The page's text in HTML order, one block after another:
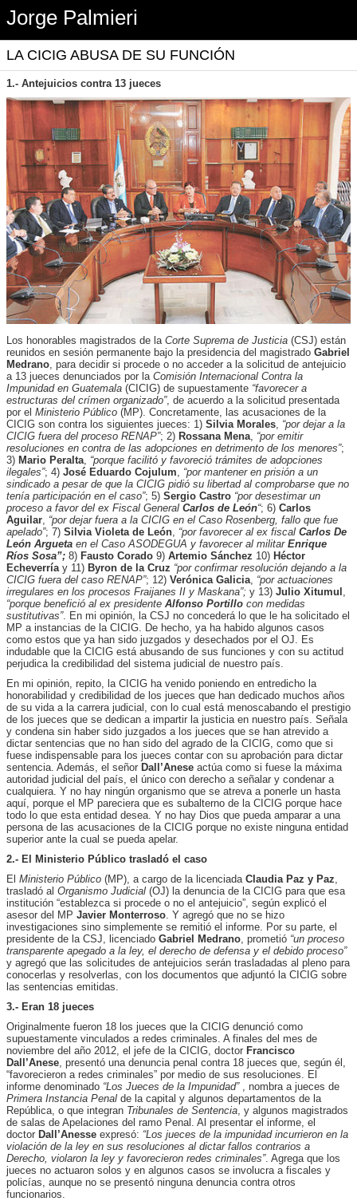
Jorge Palmieri
LA CICIG ABUSA DE SU FUNCIÓN
1.- Antejuicios contra 13 jueces
Los honorables magistrados de la Corte Suprema de Justicia (CSJ) están
reunidos en sesión permanente bajo la presidencia del magistrado Gabriel
Medrano , para decidir si procede o no acceder a la solicitud de antejuicio
a 13 jueces denunciados por la Comisión Internacional Contra la
Impunidad en Guatemala (CICIG) de supuestamente “favorecer a
estructuras del crímen organizado”, de acuerdo a la solicitud presentada
por el Ministerio Público (MP). Concretamente, las acusaciones de la
CICIG son contra los siguientes jueces: 1) Silvia Morales “por dejar a la
CICIG fuera del proceso RENAP”; 2) Rossana Mena “por emitir
resoluciones en contra de las adopciones en detrimento de los menores”;
3) Mario Peralta “porque facilitó y favoreció trámites de adopciones
ilegales”; 4) José Eduardo Cojulum
“por mantener en prisión a un
sindicado a pesar de que la CICIG pidió su libertad al comprobarse que no
tenía participación en el caso”; 5) Sergio Castro “por desestimar un
proceso a favor del ex Fiscal General Carlos de León“; 6) Carlos
Aguilar “por dejar fuera a la CICIG en el Caso Rosenberg, fallo que fue
apelado”; 7) Silvia Violeta de León “por favorecer al ex fiscal Carlos De
León Argueta en el Caso ASODEGUA y favorecer al militar Enrique
Ríos Sosa”; 8) Fausto Corado 9) Artemio Sánchez 10) Héctor
Echeverría y 11) Byron de la Cruz “por confirmar resolución dejando a la
CICIG fuera del caso RENAP”; 12) Verónica Galicia “por actuaciones
irregulares en los procesos Fraijanes II y Maskana”; y 13) Julio Xitumul
“porque benefició al ex presidente Alfonso Portillo con medidas
sustitutivas”. En mi opinión, la CSJ no concederá lo que le ha solicitado el
MP a instancias de la CICIG. De hecho, ya ha habido algunos casos
como estos que ya han sido juzgados y desechados por el OJ. Es
indudable que la CICIG está abusando de sus funciones y con su actitud
perjudica la credibilidad del sistema judicial de nuestro país.
En mi opinión, repito, la CICIG ha venido poniendo en entredicho la
honorabilidad y credibilidad de los jueces que han dedicado muchos años
de su vida a la carrera judicial, con lo cual está menoscabando el prestigio
de los jueces que se dedican a impartir la justicia en nuestro país. Señala
y condena sin haber sido juzgados a los jueces que se han atrevido a
dictar sentencias que no han sido del agrado de la CICIG, como que si
fuese indispensable para los jueces contar con su aprobación para dictar
sentencia. Además, el señor Dall’Anese actúa como si fuese la máxima
autoridad judicial del país, el único con derecho a señalar y condenar a
cualquiera. Y no hay ningún organismo que se atreva a ponerle un hasta
aquí, porque el MP pareciera que es subalterno de la CICIG porque hace
todo lo que esta entidad desea. Y no hay Dios que pueda amparar a una
persona de las acusaciones de la CICIG porque no existe ninguna entidad
superior ante la cual se pueda apelar.
2.- El Ministerio Público trasladó el caso
El Ministerio Público (MP), a cargo de la licenciada Claudia Paz y Paz
trasladó al Organismo Judicial (OJ) la denuncia de la CICIG para que esa
institución “establezca si procede o no el antejuicio”, según explicó el
asesor del MP Javier Monterroso . Y agregó que no se hizo
investigaciones sino simplemente se remitió el informe. Por su parte, el
presidente de la CSJ, licenciado Gabriel Medrano , prometió “un proceso
transparente apegado a la ley, el derecho de defensa y el debido proceso”
y agregó que las solicitudes de antejuicios serán trasladadas al pleno para
conocerlas y resolverlas, con los documentos que adjuntó la CICIG sobre
las sentencias emitidas.
3.- Eran 18 jueces
Originalmente fueron 18 los jueces que la CICIG denunció como
supuestamente vinculados a redes criminales. A finales del mes de
noviembre del año 2012, el jefe de la CICIG, doctor Francisco
Dall’Anese , presentó una denuncia penal contra 18 jueces que, según él,
“favorecieron a redes criminales” por medio de sus resoluciones. El
informe denominado “Los Jueces de la Impunidad”, nombra a jueces de
Primera Instancia Penal de la capital y algunos departamentos de la
República, o que integran Tribunales de Sentencia , y algunos magistrados
de salas de Apelaciones del ramo Penal. Al presentar el informe, el
doctor Dall’Anesse expresó: “Los jueces de la impunidad incurrieron en la
violación de la ley en sus resoluciones al dictar fallos contrarios a
Derecho, violaron la ley y favorecieron redes criminales”. Agrega que los
jueces no actuaron solos y en algunos casos se involucra a fiscales y
policías, aunque no se presentó ninguna denuncia contra otros
funcionarios.